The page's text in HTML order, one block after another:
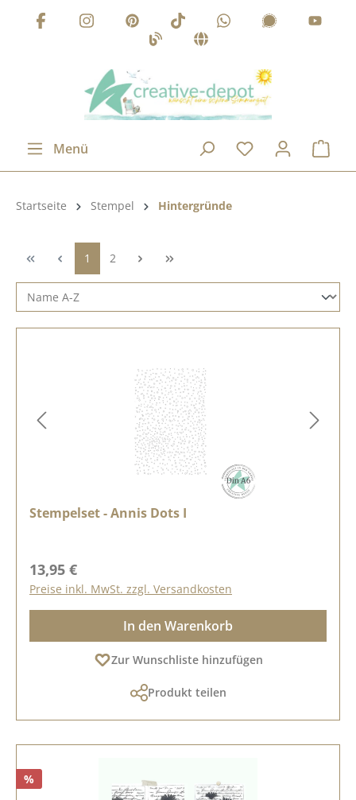
Zum Hauptinhalt springen
Menü
Produktkategorie:
Startseite Stempel Hintergründe
Seite
1 Seite
2
Stempelset - Annis Dots I
Regulärer Preis:
13,95 €
Preise inkl. MwSt. zzgl. Versandkosten
In den Warenkorb
Zur Wunschliste hinzufügen
Produkt teilen
%